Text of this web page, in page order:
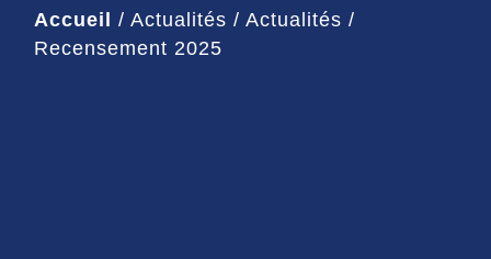
Accueil / Actualités / Actualités /
Recensement 2025